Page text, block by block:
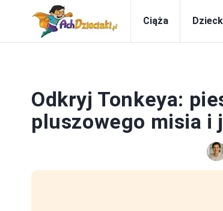
Ciąża
Odkryj Tonkeya:
pluszowego misia i